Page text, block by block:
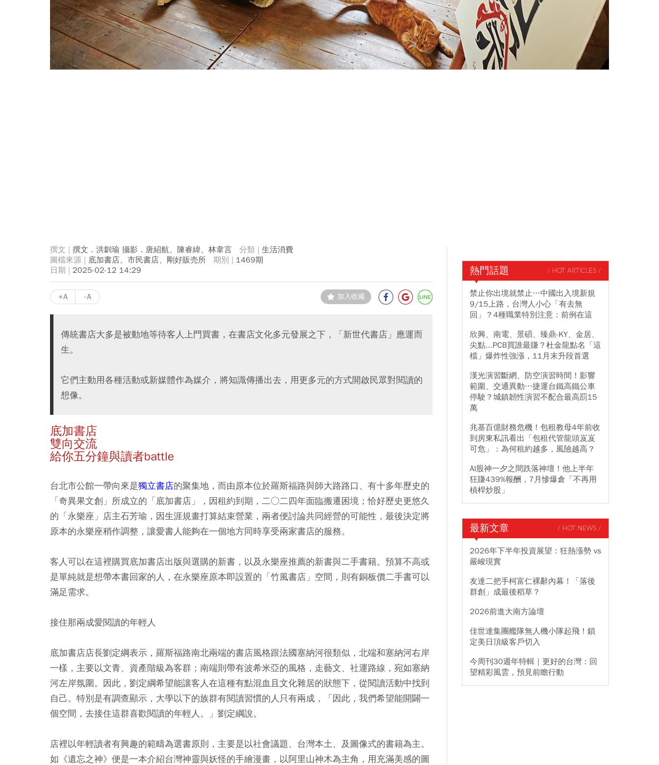
撰文．洪釧瑜 攝影．唐紹航、陳睿緯、林韋言
生活消費
底加書店、市民書店、剛好販売所
1469期
2025-02-12 14:29
+A -A 加入收藏
傳統書店大多是被動地等待客人上門買書，在書店文化多元發展之下，「新世代書店」應運而
生。
它們主動用各種活動或新媒體作為媒介，將知識傳播出去，用更多元的方式開啟民眾對閱讀的
想像。
底加書店
雙向交流
給你五分鐘與讀者battle
台北市公館一帶向來是獨立書店的聚集地，而由原本位於羅斯福路與師大路路口、有十多年歷史的
「奇異果文創」所成立的「底加書店」，因租約到期，二○二四年面臨搬遷困境；恰好歷史更悠久
的「永樂座」店主石芳瑜，因生涯規畫打算結束營業，兩者便討論共同經營的可能性，最後決定將
原本的永樂座稍作調整，讓愛書人能夠在一個地方同時享受兩家書店的服務。
客人可以在這裡購買底加書店出版與選購的新書，以及永樂座推薦的新書與二手書籍。預算不高或
是單純就是想帶本書回家的人，在永樂座原本即設置的「竹風書店」空間，則有銅板價二手書可以
滿足需求。
接住那兩成愛閱讀的年輕人
底加書店店長劉定綱表示，羅斯福路南北兩端的書店風格跟法國塞納河很類似，北端和塞納河右岸
一樣，主要以文青、資產階級為客群；南端則帶有波希米亞的風格，走藝文、社運路線，宛如塞納
河左岸氛圍。因此，劉定綱希望能讓客人在這種有點混血且文化雜居的狀態下，從閱讀活動中找到
自己。特別是有調查顯示，大學以下的族群有閱讀習慣的人只有兩成，「因此，我們希望能開闢一
個空間，去接住這群喜歡閱讀的年輕人。」劉定綱說。
店裡以年輕讀者有興趣的範疇為選書原則，主要是以社會議題、台灣本土、及圖像式的書籍為主。
如《遺忘之神》便是一本介紹台灣神靈與妖怪的手繪漫畫，以阿里山神木為主角，用充滿美感的圖
熱門話題 / HOT ARTICLES /
禁止你出境就禁止…中國出入境新規
9/15上路，台灣人小心「有去無
回」？4種職業特別注意：前例在這
欣興、南電、景碩、臻鼎-KY、金居、
尖點...PCB買誰最賺？杜金龍點名「這
檔」爆炸性強漲，11月末升段首選
漢光演習斷網、防空演習時間！影響
範圍、交通異動…捷運台鐵高鐵公車
停駛？城鎮韌性演習不配合最高罰15
萬
兆基百億財務危機！包租教母4年前收
到房東私訊看出「包租代管龍頭岌岌
可危」：為何租約越多，風險越高？
AI股神一夕之間跌落神壇！他上半年
狂賺439%報酬，7月慘爆倉「不再用
槓桿炒股」
最新文章 / HOT NEWS /
2026年下半年投資展望：狂熱漲勢 vs
嚴峻現實
友達二把手柯富仁裸辭內幕！「落後
群創」成最後稻草？
2026前進大南方論壇
佳世達集團艦隊無人機小隊起飛！鎖
定美日頂級客戶切入
今周刊30週年特輯｜更好的台灣：回
望精彩風雲，預見前瞻行動